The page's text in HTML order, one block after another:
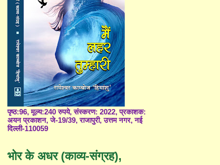
पृष्ठ:96, मूल्य:240 रुपये, संस्करण: 2022, प्रकाशक:
अयन प्रकाशन, जे-19/39, राजापुरी, उत्तम नगर, नई
दिल्ली-110059
भोर के अधर (काव्य-संग्रह),